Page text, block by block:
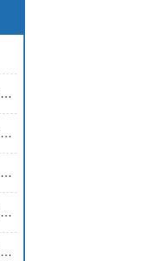
全面解析热电偶与热电阻的测量原理及应用特性
防爆氧含量分析仪的常见问题及解决方法
隔膜耐震压力表：抗震动防冲击，适配化工介质压力稳定监测
隔膜耐震压力表适用于易结晶或含有颗粒物质的场合
一体化涡轮流量计在石油化工行业的应用实践